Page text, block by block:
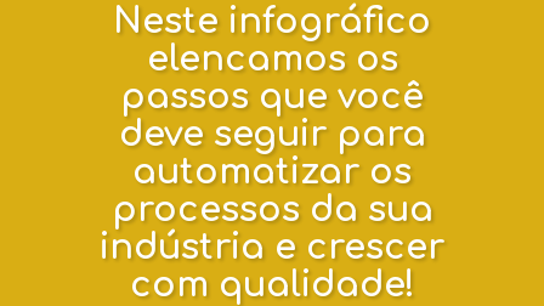
Neste infográfico
elencamos os
passos que você
deve seguir para
automatizar os
processos da sua
indústria e crescer
com qualidade!